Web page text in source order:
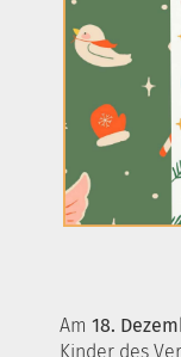
Am 18.
Kinder des